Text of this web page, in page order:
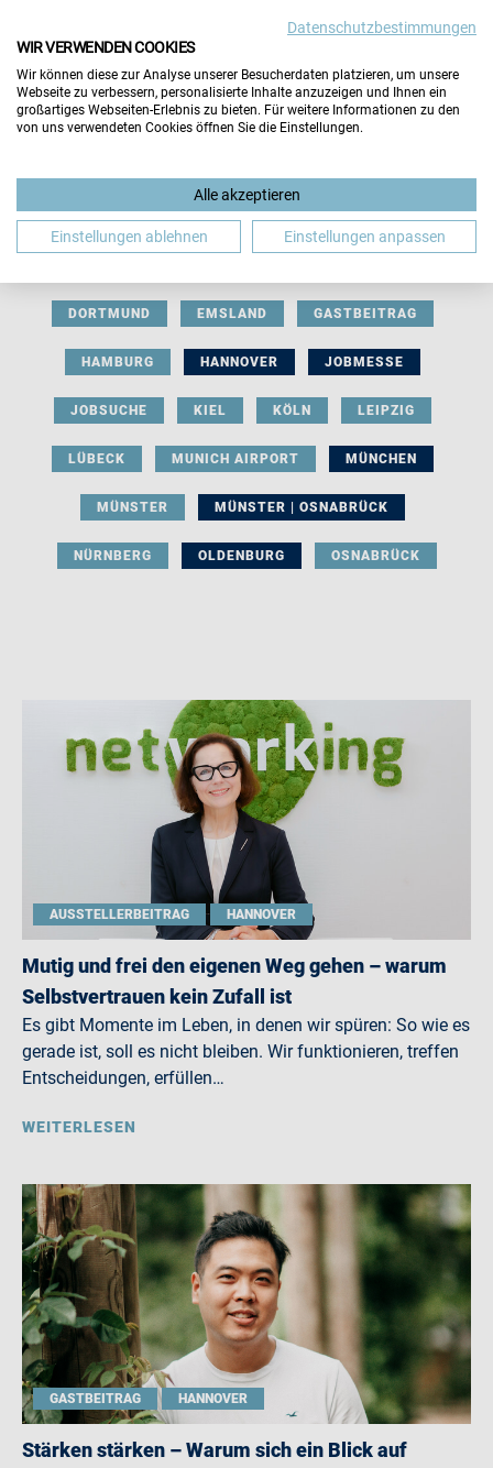
BERUFLICHE ORIENTIERUNG BEWERBUNG
DORTMUND EMSLAND GASTBEITRAG
HAMBURG HANNOVER JOBMESSE
JOBSUCHE KIEL KÖLN LEIPZIG
LÜBECK MUNICH AIRPORT MÜNCHEN
MÜNSTER MÜNSTER | OSNABRÜCK
NÜRNBERG OLDENBURG OSNABRÜCK
AUSSTELLERBEITRAG HANNOVER
Mutig und frei den eigenen Weg gehen – warum
Selbstvertrauen kein Zufall ist
Es gibt Momente im Leben, in denen wir spüren: So wie es
gerade ist, soll es nicht bleiben. Wir funktionieren, treffen
Entscheidungen, erfüllen…
WEITERLESEN
GASTBEITRAG HANNOVER
Stärken stärken – Warum sich ein Blick auf
Datenschutzbestimmungen
WIR VERWENDEN COOKIES
Wir können diese zur Analyse unserer Besucherdaten platzieren, um unsere
Webseite zu verbessern, personalisierte Inhalte anzuzeigen und Ihnen ein
großartiges Webseiten-Erlebnis zu bieten. Für weitere Informationen zu den
von uns verwendeten Cookies öffnen Sie die Einstellungen.
Alle akzeptieren
Einstellungen ablehnen Einstellungen anpassen